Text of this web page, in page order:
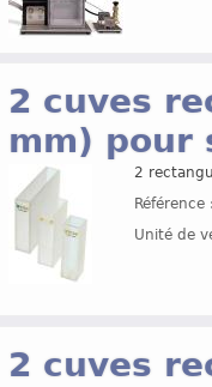
2 cuves
mm) pour
2
Unité de
2 cuves